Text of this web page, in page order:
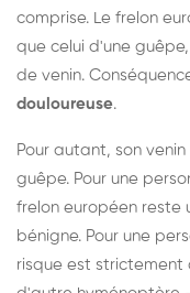
comprise. Le frelon
que celui d'une
de venin.
douloureuse.
Pour autant, son
guêpe. Pour une
frelon européen reste
bénigne. Pour une
risque est